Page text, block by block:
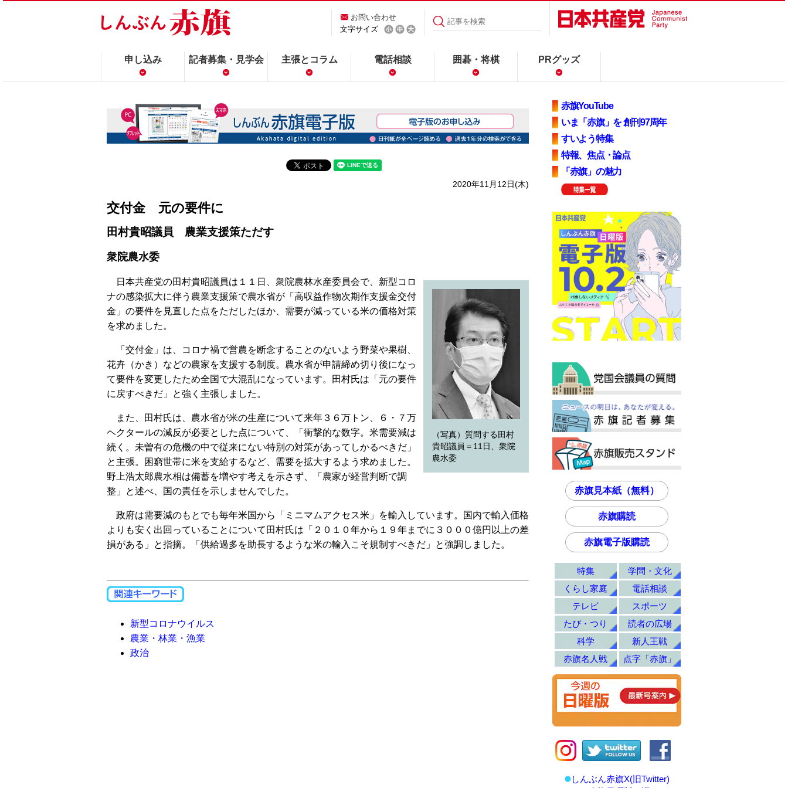
お問い合わせ
文字サイズ
申し込み 記者募集・見学会 主張とコラム 電話相談 囲碁・将棋 PRグッズ
2020年11月12日(木)
交付金 元の要件に
田村貴昭議員 農業支援策ただす
衆院農水委
（写真）質問する田村
貴昭議員＝11日、衆院
農水委
日本共産党の田村貴昭議員は１１日、衆院農林水産委員会で、新型コロ
ナの感染拡大に伴う農業支援策で農水省が「高収益作物次期作支援金交付
金」の要件を見直した点をただしたほか、需要が減っている米の価格対策
を求めました。
「交付金」は、コロナ禍で営農を断念することのないよう野菜や果樹、
花卉（かき）などの農家を支援する制度。農水省が申請締め切り後になっ
て要件を変更したため全国で大混乱になっています。田村氏は「元の要件
に戻すべきだ」と強く主張しました。
また、田村氏は、農水省が米の生産について来年３６万トン、６・７万
ヘクタールの減反が必要とした点について、「衝撃的な数字。米需要減は
続く。未曽有の危機の中で従来にない特別の対策があってしかるべきだ」
と主張。困窮世帯に米を支給するなど、需要を拡大するよう求めました。
野上浩太郎農水相は備蓄を増やす考えを示さず、「農家が経営判断で調
整」と述べ、国の責任を示しませんでした。
政府は需要減のもとでも毎年米国から「ミニマムアクセス米」を輸入しています。国内で輸入価格
よりも安く出回っていることについて田村氏は「２０１０年から１９年までに３０００億円以上の差
損がある」と指摘。「供給過多を助長するような米の輸入こそ規制すべきだ」と強調しました。
新型コロナウイルス
農業・林業・漁業
政治
赤旗YouTube
いま「赤旗」を 創刊97周年
すいよう特集
特報、焦点・論点
「赤旗」の魅力
赤旗見本紙（無料）
赤旗購読
赤旗電子版購読
特集
学問・文化
くらし家庭
電話相談
テレビ
スポーツ
たび・つり
読者の広場
科学
新人王戦
赤旗名人戦
点字「赤旗」
しんぶん赤旗X(旧Twitter)